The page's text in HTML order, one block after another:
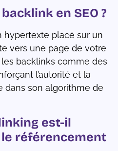
backlink en SEO ?
hypertexte placé sur un
vers une page de votre
backlinks comme des
l’autorité et la
dans son algorithme de
est-il
référencement